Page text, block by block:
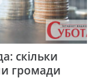
скільки
громади